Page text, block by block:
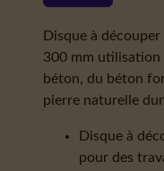
Disque à
300 mm utilisation
béton, du béton
pierre naturelle
Disque à
pour des